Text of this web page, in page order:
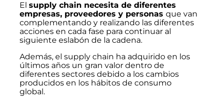
El supply chain necesita de diferentes
empresas, proveedores y personas que van
complementando y realizando las diferentes
acciones en cada fase para continuar al
siguiente eslabón de la cadena.
Además, el supply chain ha adquirido en los
últimos años un gran valor dentro de
diferentes sectores debido a los cambios
producidos en los hábitos de consumo
global.